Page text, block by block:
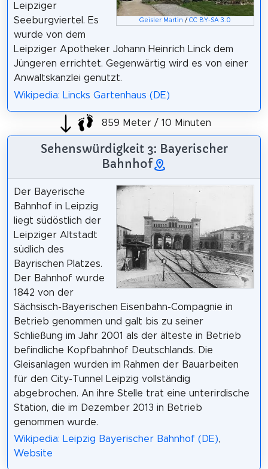
Geisler Martin /CC BY-SA 3.0
Leipziger
Seeburgviertel. Es
wurde von dem
Leipziger Apotheker Johann Heinrich Linck dem
Jüngeren errichtet. Gegenwärtig wird es von einer
Anwaltskanzlei genutzt.
Wikipedia: Lincks Gartenhaus (DE)
859 Meter / 10 Minuten
Sehenswürdigkeit 3: Bayerischer
Bahnhof
Der Bayerische
Bahnhof in Leipzig
liegt südöstlich der
Leipziger Altstadt
südlich des
Bayrischen Platzes.
Der Bahnhof wurde
1842 von der
Sächsisch-Bayerischen Eisenbahn-Compagnie in
Betrieb genommen und galt bis zu seiner
Schließung im Jahr 2001 als der älteste in Betrieb
befindliche Kopfbahnhof Deutschlands. Die
Gleisanlagen wurden im Rahmen der Bauarbeiten
für den City-Tunnel Leipzig vollständig
abgebrochen. An ihre Stelle trat eine unterirdische
Station, die im Dezember 2013 in Betrieb
genommen wurde.
Wikipedia: Leipzig Bayerischer Bahnhof (DE),
Website